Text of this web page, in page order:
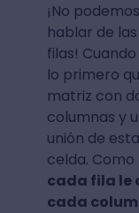
¡No
hablar de
filas!
lo primero
matriz con
columnas y
unión de
celda.
cada fila le
cada